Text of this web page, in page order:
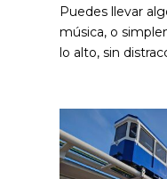
Puedes llevar
música, o
lo alto, sin